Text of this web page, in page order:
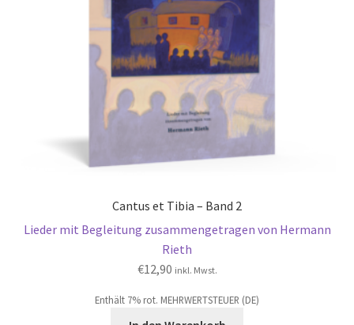
Cantus et Tibia – Band 2
Lieder mit Begleitung zusammengetragen von Hermann
Rieth
€12,90 inkl. Mwst.
Enthält 7% rot. MEHRWERTSTEUER (DE)